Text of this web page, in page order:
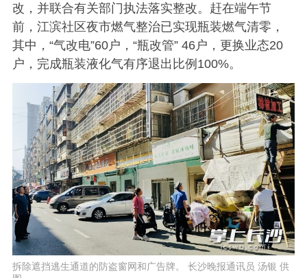
改，并联合有关部门执法落实整改。赶在端午节
前，江滨社区夜市燃气整治已实现瓶装燃气清零，
其中，“气改电”60户，“瓶改管” 46户，更换业态20
户，完成瓶装液化气有序退出比例100%。
拆除遮挡逃生通道的防盗窗网和广告牌。 长沙晚报通讯员 汤银 供